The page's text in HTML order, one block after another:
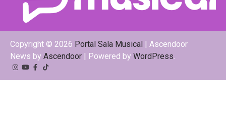
Copyright © 2026 Portal Sala Musical
| Ascendoor
News by Ascendoor | Powered by WordPress.
Instagram
YouTube
Facebook
Tiktok